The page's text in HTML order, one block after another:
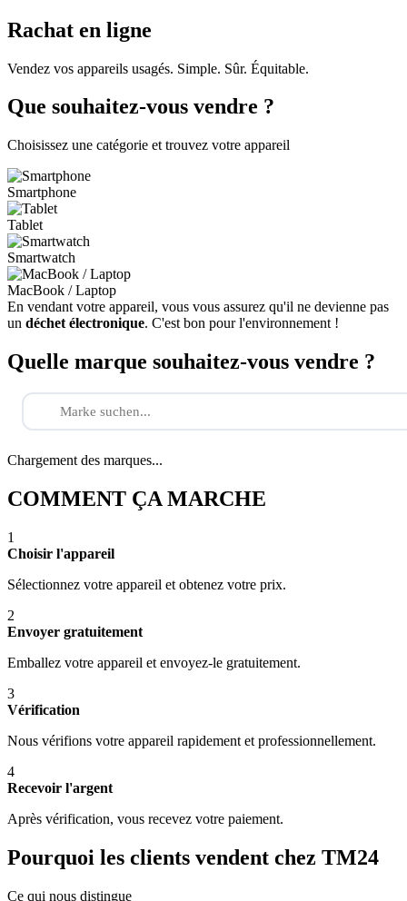
Rachat en ligne
Vendez vos appareils usagés. Simple. Sûr. Équitable.
Que souhaitez-vous vendre ?
Choisissez une catégorie et trouvez votre appareil
Smartphone
Tablet
Smartwatch
MacBook / Laptop
En vendant votre appareil, vous vous assurez qu'il ne devienne pas
un déchet électronique. C'est bon pour l'environnement !
Quelle marque souhaitez-vous vendre ?
Chargement des marques...
COMMENT ÇA MARCHE
1
Choisir l'appareil
Sélectionnez votre appareil et obtenez votre prix.
2
Envoyer gratuitement
Emballez votre appareil et envoyez-le gratuitement.
3
Vérification
Nous vérifions votre appareil rapidement et professionnellement.
4
Recevoir l'argent
Après vérification, vous recevez votre paiement.
Pourquoi les clients vendent chez TM24
Ce qui nous distingue